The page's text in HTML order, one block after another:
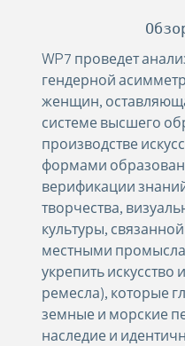
WP7 проведет
гендерной
женщин,
системе высшего
производстве
формами
верификации
творчества,
культуры,
местными
укрепить искусство
ремесла), которые
земные и морские
наследие и